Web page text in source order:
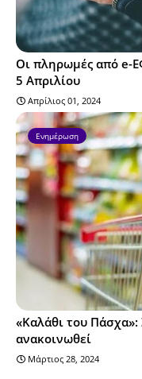
Οι πληρωμές από e-
5 Απριλίου
Απρίλιος 01, 2024
Ενημέρωση
«Καλάθι του Πάσχα»:
ανακοινωθεί
Μάρτιος 28, 2024